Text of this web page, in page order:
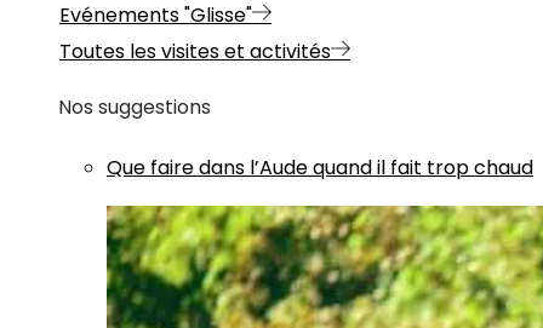
Evénements "Glisse"
Toutes les visites et activités
Nos suggestions
Que faire dans l’Aude quand il fait trop chaud